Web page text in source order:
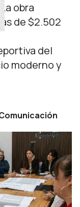
obra
de $2.502
del
moderno y